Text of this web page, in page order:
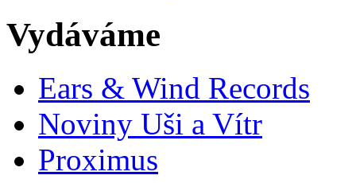
Vydáváme
Ears & Wind Records
Noviny Uši a Vítr
Proximus